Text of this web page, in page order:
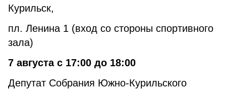
Курильск,
пл. Ленина 1 (вход со стороны спортивного
зала)
7 августа с 17:00 до 18:00
Депутат Собрания Южно-Курильского